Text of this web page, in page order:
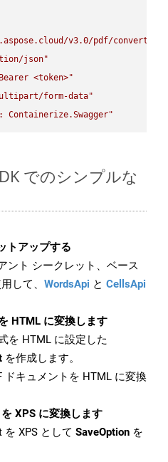
v3.0/pdf/convert/
json"
<token>"
form-data"
でのシンプルな
トアップする
ント シークレット、ベース
して、 WordsApi と CellsApi
HTML に変換します
を HTML に設定した
を作成します。
ドキュメントを HTML に変換
XPS に変換します
XPS として SaveOption を